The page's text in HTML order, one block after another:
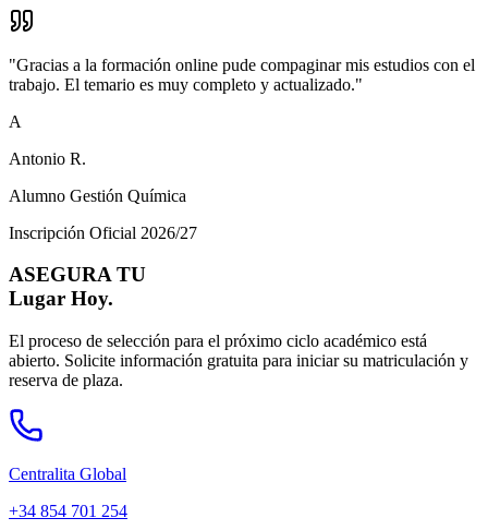
"Gracias a la formación online pude compaginar mis estudios con el
trabajo. El temario es muy completo y actualizado."
A
Antonio R.
Alumno Gestión Química
Inscripción Oficial 2026/27
ASEGURA TU
Lugar Hoy.
El proceso de selección para el próximo ciclo académico está
abierto. Solicite información gratuita para iniciar su matriculación y
reserva de plaza.
Centralita Global
+34 854 701 254